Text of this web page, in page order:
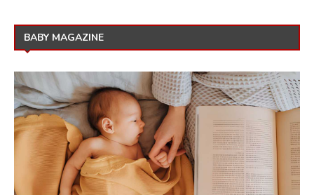
BABY MAGAZINE